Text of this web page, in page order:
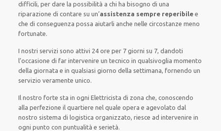
difficili, perdare la possibilità a chi ha bisogno di una
riparazione dicontare su un’assistenza sempre reperibile e
chedi conseguenza possa aiutarli anchenelle circostanze meno
fortunate.
I nostri servizi sono attivi 24 oreper 7 giorni su 7, dandoti
l’occasione di farintervenire untecnico inqualsivoglia momento
della giornata e inqualsiasi giorno della settimana, fornendo un
servizioveramente unico.
Il nostro forte sta in ogni Elettricista di zona che, conoscendo
alla perfezione il quartiere nel quale opera e agevolato dal
nostro sistema di logistica organizzato, riesce ad intervenire in
ogni punto con puntualità e serietà.